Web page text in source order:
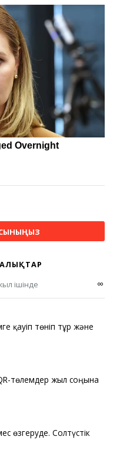
ішінде ∞
қауіп төніп тұр және
төлемдер жыл соңына
өзгеруде. Солтүстік